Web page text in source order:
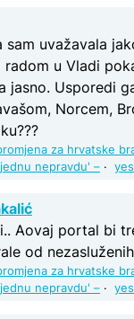
sam uvažavala
u Vladi
jasno. Usporedi
Norcem,
za hrvatske
nepravdu' – ·
Aovaj portal bi
od
za hrvatske
nepravdu' – ·